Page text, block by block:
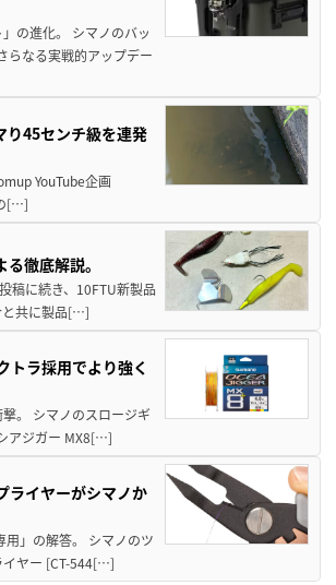
の進化。 シマノのバッ
らなる実戦的アップデー
り45センチ級を連発
YouTube企画
[…]
徹底解説。
稿に続き、10FTU新製品
と共に製品[…]
トラ採用でより強く
。 シマノのスロージギ
アジガー MX8[…]
ライヤーがシマノか
」の解答。 シマノのツ
イヤー [CT-544[…]